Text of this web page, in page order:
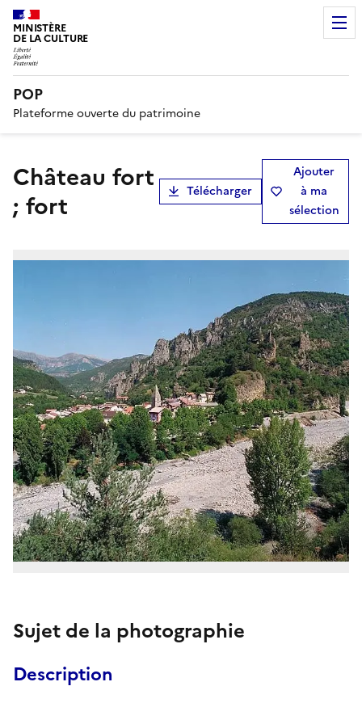
MINISTÈRE
DE LA CULTURE
POP
Plateforme ouverte du patrimoine
château fort
; fort
Télécharger
Ajouter
à ma
sélection
Sujet de la photographie
Description